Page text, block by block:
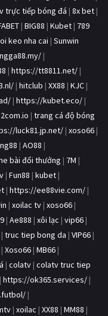
trực tiếp bóng đá | 8x bet |
| BIG88 | Kubet | 789
keo nha cai | Sunwin
|
| https://tt8811.net/ |
| hitclub | XX88 | KJC |
| https://kubet.eco/ |
| trang cá độ bóng
luck81.jp.net/ | xoso66 |
| AO88 |
bài đổi thưởng | 7M |
| Fun88 | kubet |
| https://ee88vie.com/ |
| xoilac tv | xoso66 |
| Ae888 | xôi lạc | vip66 |
| truc tiep bong da | VIP66 |
| Xoso66 | MB66 |
| colatv | colatv truc tiep
| https://ok365.services/ |
|
| xoilac | XX88 | MM88 |